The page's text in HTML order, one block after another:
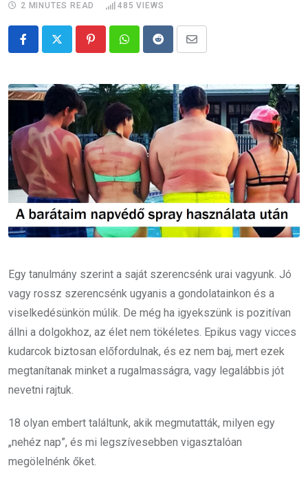
2 MINUTES READ 485 VIEWS
PinterestWhatsappRedditShare
Email
Egy tanulmány szerint a saját szerencsénk urai vagyunk. Jó
vagy rossz szerencsénk ugyanis a gondolatainkon és a
viselkedésünkön múlik. De még ha igyekszünk is pozitívan
állni a dolgokhoz, az élet nem tökéletes. Epikus vagy vicces
kudarcok biztosan előfordulnak, és ez nem baj, mert ezek
megtanítanak minket a rugalmasságra, vagy legalábbis jót
nevetni rajtuk.
18 olyan embert találtunk, akik megmutatták, milyen egy
„nehéz nap”, és mi legszívesebben vigasztalóan
megölelnénk őket.